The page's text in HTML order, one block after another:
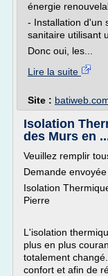
énergie
- Installation d'un
sanitaire utilisant
Donc oui, les...
Lire la suite
Site :
Isolation
des Murs en
Veuillez remplir
Demande
Isolation
Pierre
L'isolation
plus en plus
totalement
confort et afin de